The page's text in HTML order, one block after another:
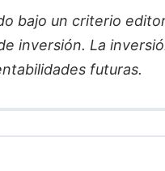
bajo un criterio
inversión. La
futuras.